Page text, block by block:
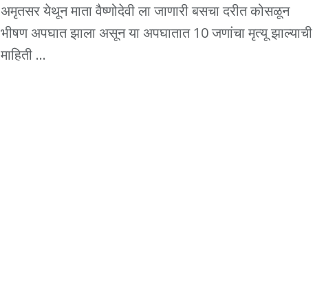
अमृतसर येथून माता वैष्णोदेवी ला जाणारी बसचा दरीत कोसळून
भीषण अपघात झाला असून या अपघातात 10 जणांचा मृत्यू झाल्याची
माहिती ...